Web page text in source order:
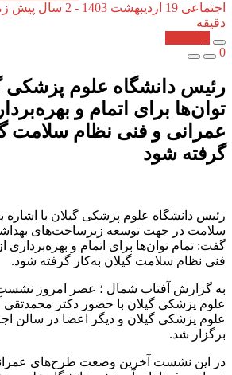
اجتماعی 19 اردیبهشت 1403 - 2 سال پیش
دقیقه
0
رئیس دانشگاه علوم پزشکی
توان‌ها برای اتمام و
عمرانی و فنی نظام سلامت
گرفته شود
رئیس دانشگاه علوم پزشکی گیلان با اشاره
سلامت در جهت توسعه زیرساخت‌های
گفت: تمام توان‌ها برای اتمام و
فنی نظام سلامت گیلان به‌کار گرفته شود.
به گزارش آفتاب شمال ؛ عصر امروز
علوم پزشکی گیلان با حضور دکتر
علوم پزشکی گیلان و دیگر اعضا در سالن
برگزار شد.
در این نشست آخرین وضعت طرح‌های